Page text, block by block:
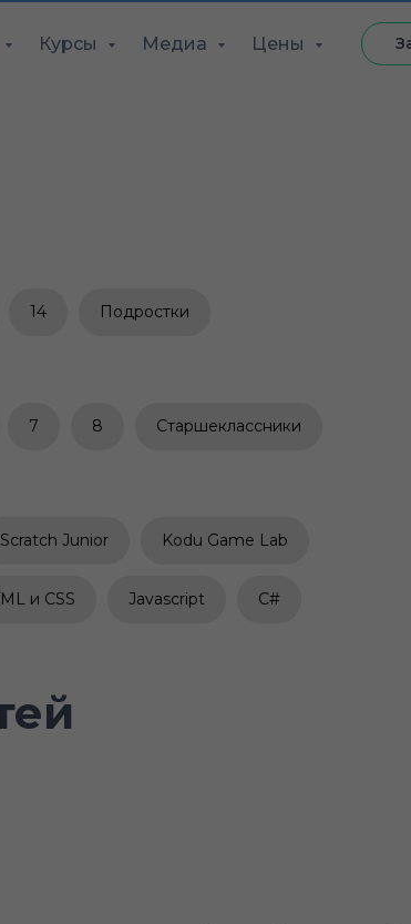
Курсы Медиа Цены
14 Подростки
7 8 Старшеклассники
Scratch Junior Kodu Game Lab
и CSS Javascript C#